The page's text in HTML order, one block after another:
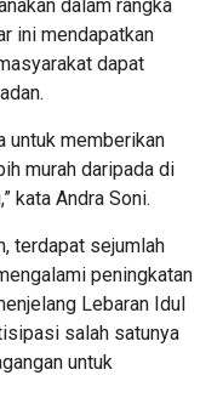
dalam rangka
ini mendapatkan
dapat
untuk memberikan
murah daripada di
kata Andra Soni.
terdapat sejumlah
peningkatan
Lebaran Idul
salah satunya
untuk